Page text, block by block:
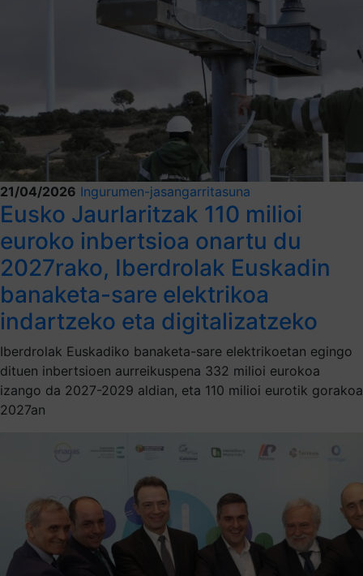
21/04/2026 Ingurumen-jasangarritasuna
Eusko Jaurlaritzak 110 milioi
euroko inbertsioa onartu du
2027rako, Iberdrolak Euskadin
banaketa-sare elektrikoa
indartzeko eta digitalizatzeko
Iberdrolak Euskadiko banaketa-sare elektrikoetan egingo
dituen inbertsioen aurreikuspena 332 milioi eurokoa
izango da 2027-2029 aldian, eta 110 milioi eurotik gorakoa
2027an